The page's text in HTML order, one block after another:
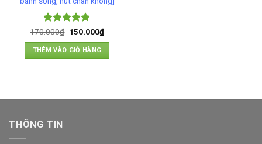
Được xếp
hạng4.91
5 sao
170.000₫ Giá
là:
170.000₫.
150.000₫Giá
hiện
150.000₫.
THÊM VÀO GIỎ HÀNG
THÔNG TIN